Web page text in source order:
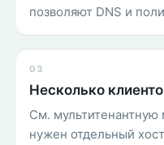
позволяют DNS и
03
Несколько
См.
нужен отдельный